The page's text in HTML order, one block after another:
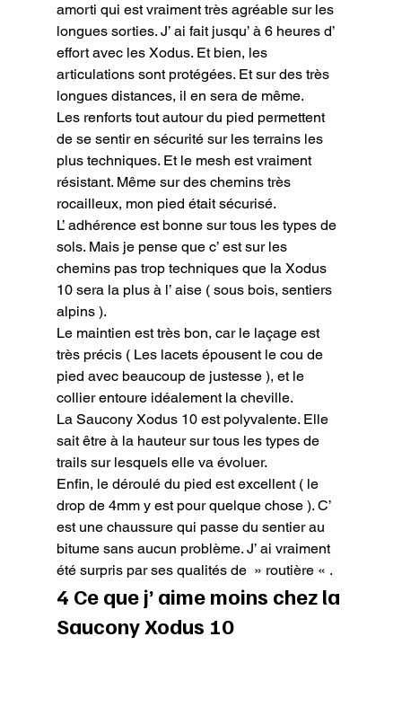
amorti qui est vraiment très agréable sur les
longues sorties. J’ ai fait jusqu’ à 6 heures d’
effort avec les Xodus. Et bien, les
articulations sont protégées. Et sur des très
longues distances, il en sera de même.
Les renforts tout autour du pied permettent
de se sentir en sécurité sur les terrains les
plus techniques. Et le mesh est vraiment
résistant. Même sur des chemins très
rocailleux, mon pied était sécurisé.
L’ adhérence est bonne sur tous les types de
sols. Mais je pense que c’ est sur les
chemins pas trop techniques que la Xodus
10 sera la plus à l’ aise ( sous bois, sentiers
alpins ).
Le maintien est très bon, car le laçage est
très précis ( Les lacets épousent le cou de
pied avec beaucoup de justesse ), et le
collier entoure idéalement la cheville.
La Saucony Xodus 10 est polyvalente. Elle
sait être à la hauteur sur tous les types de
trails sur lesquels elle va évoluer.
Enfin, le déroulé du pied est excellent ( le
drop de 4mm y est pour quelque chose ). C’
est une chaussure qui passe du sentier au
bitume sans aucun problème. J’ ai vraiment
été surpris par ses qualités de  » routière « .
4 Ce que j’ aime moins chez la
Saucony Xodus 10